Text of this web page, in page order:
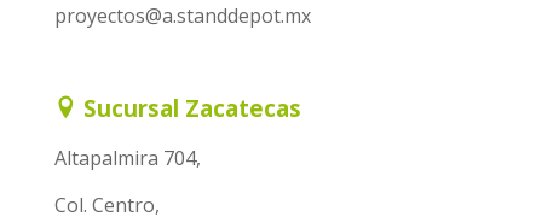
proyectos@a.standdepot.mx
Sucursal Zacatecas
Altapalmira 704,
Col. Centro,